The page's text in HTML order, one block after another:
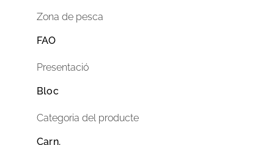
Zona de pesca
FAO
Presentació
Bloc
Categoria del producte
Carn.